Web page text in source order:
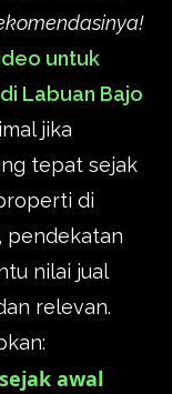
untuk
Labuan Bajo
jika
tepat sejak
di
pendekatan
nilai jual
relevan.
awal